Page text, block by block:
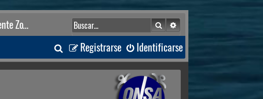
Componente Zonal La Guaira BuscarBúsqueda avanzada
Identificarse
Registrarse
B
u